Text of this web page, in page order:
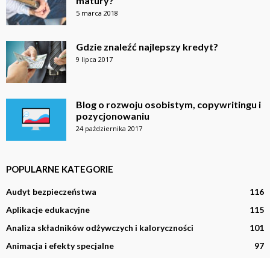
5 marca 2018
Gdzie znaleźć najlepszy kredyt?
9 lipca 2017
Blog o rozwoju osobistym, copywritingu i
pozycjonowaniu
24 października 2017
POPULARNE KATEGORIE
Audyt bezpieczeństwa
116
Aplikacje edukacyjne
115
Analiza składników odżywczych i kaloryczności
101
Animacja i efekty specjalne
97